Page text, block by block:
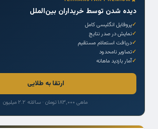
دیده شدن توسط خریداران بین‌الملل
پروفایل انگلیسی کامل
نمایش در صدر نتایج
دریافت استعلام مستقیم
تصاویر نامحدود
آمار بازدید ماهانه
ارتقا به طلایی
ماهی ۱۸۳,۰۰۰ تومان · سالانه ۲.۲ میلیون